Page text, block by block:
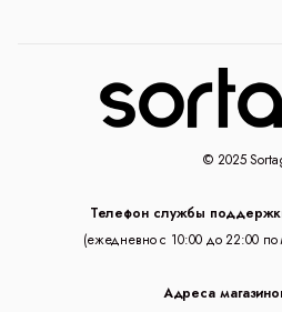
© 2025
Телефон службы
(ежедневно с 10:00 до 22:00 по
Адреса